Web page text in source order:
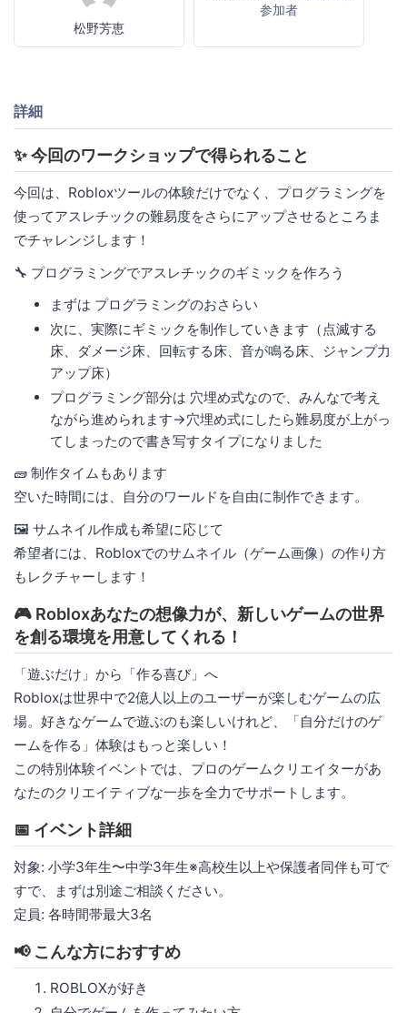
松野芳恵
参加者
詳細
✨ 今回のワークショップで得られること
今回は、Robloxツールの体験だけでなく、プログラミングを
使ってアスレチックの難易度をさらにアップさせるところま
でチャレンジします！
🔧 プログラミングでアスレチックのギミックを作ろう
まずは プログラミングのおさらい
次に、実際にギミックを制作していきます（点滅する
床、ダメージ床、回転する床、音が鳴る床、ジャンプ力
アップ床）
プログラミング部分は 穴埋め式なので、みんなで考え
ながら進められます→穴埋め式にしたら難易度が上がっ
てしまったので書き写すタイプになりました
🧱 制作タイムもあります
空いた時間には、自分のワールドを自由に制作できます。
🖼️ サムネイル作成も希望に応じて
希望者には、Robloxでのサムネイル（ゲーム画像）の作り方
もレクチャーします！
🎮 Robloxあなたの想像力が、新しいゲームの世界
を創る環境を用意してくれる！
「遊ぶだけ」から「作る喜び」へ
Robloxは世界中で2億人以上のユーザーが楽しむゲームの広
場。好きなゲームで遊ぶのも楽しいけれど、「自分だけのゲ
ームを作る」体験はもっと楽しい！
この特別体験イベントでは、プロのゲームクリエイターがあ
なたのクリエイティブな一歩を全力でサポートします。
📅 イベント詳細
対象: 小学3年生〜中学3年生※高校生以上や保護者同伴も可で
すで、まずは別途ご相談ください。
定員: 各時間帯最大3名
📢 こんな方におすすめ
ROBLOXが好き